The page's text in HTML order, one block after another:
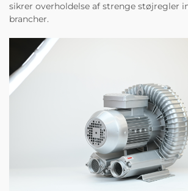
sikrer overholdelse af strenge støjregler
brancher.